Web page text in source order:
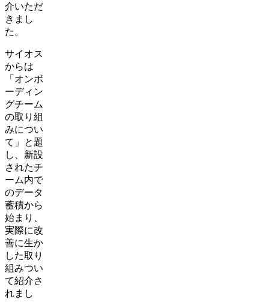
介いただ
きまし
た。
サイオス
からは
「オンボ
ーディン
グチーム
の取り組
みについ
て」と題
し、新設
されたチ
ーム内で
のデータ
蓄積から
始まり、
実際に改
善に生か
した取り
組みつい
て紹介さ
れまし